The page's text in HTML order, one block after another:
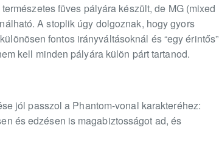
füves pályára készült, de MG (mixed
A stoplik úgy dolgoznak, hogy gyors
fontos irányváltásoknál és “egy érintős”
kell minden pályára külön párt tartanod.
jól passzol a Phantom-vonal karakteréhez:
és edzésen is magabiztosságot ad, és